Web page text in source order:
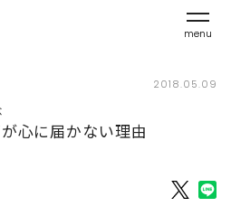
menu
2018.05.09
心に届かない理由